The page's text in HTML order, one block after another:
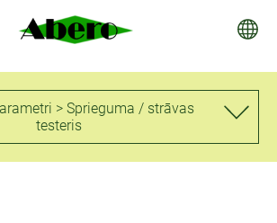
> Sprieguma / strāvas
testeris